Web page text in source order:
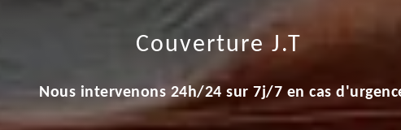
Couverture J.T
Nous intervenons 24h/24 sur 7j/7 en cas